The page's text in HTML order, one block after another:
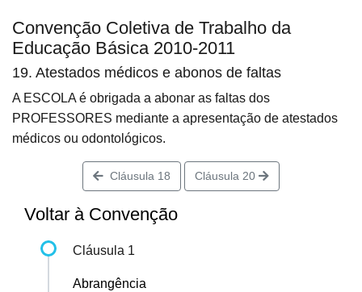
Convenção Coletiva de Trabalho da
Educação Básica 2010-2011
19. Atestados médicos e abonos de faltas
A ESCOLA é obrigada a abonar as faltas dos
PROFESSORES mediante a apresentação de atestados
médicos ou odontológicos.
Cláusula 18 Cláusula 20
Voltar à Convenção
Cláusula 1
Abrangência